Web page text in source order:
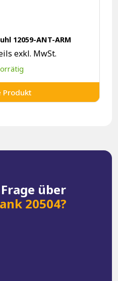
12059-ANT-ARM
exkl. MwSt.
Produkt
über
20504?